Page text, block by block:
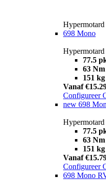
Hypermotard
698 Mono
77.5
63 Nm
151 kg
Vanaf
Configureer
new 698
77.5
63 Nm
151 kg
Vanaf
Configureer
698 Mono